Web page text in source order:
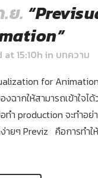
ย.
15:10h in บทความ
for
งฉากให้สามารถเข้าใจไ
ทำ production จะทำอย่
ายๆ Previz คือการทำใ